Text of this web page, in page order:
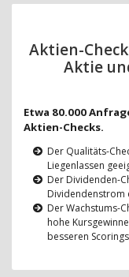
Aktien-
Aktie
Etwa 80.000
Aktien-Checks.
Der Qualitäts-
Liegenlassen
Der Dividenden-
Dividendenstrom
Der Wachstums-
hohe
besseren